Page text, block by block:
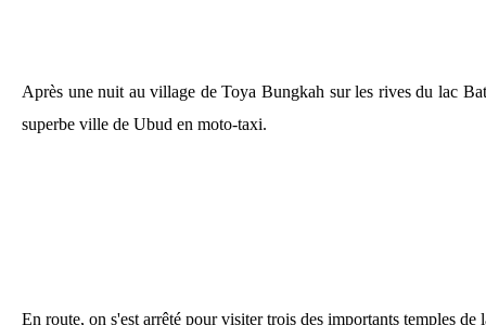
Après une nuit au village de Toya Bungkah sur les rives du lac
superbe ville de Ubud en moto-taxi.
En route, on s'est arrêté pour visiter trois des importants temples de